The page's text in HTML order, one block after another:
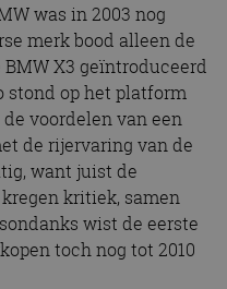
was in 2003 nog
merk bood alleen de
BMW X3 geïntroduceerd
stond op het platform
voordelen van een
de rijervaring van de
want juist de
kritiek, samen
wist de eerste
toch nog tot 2010